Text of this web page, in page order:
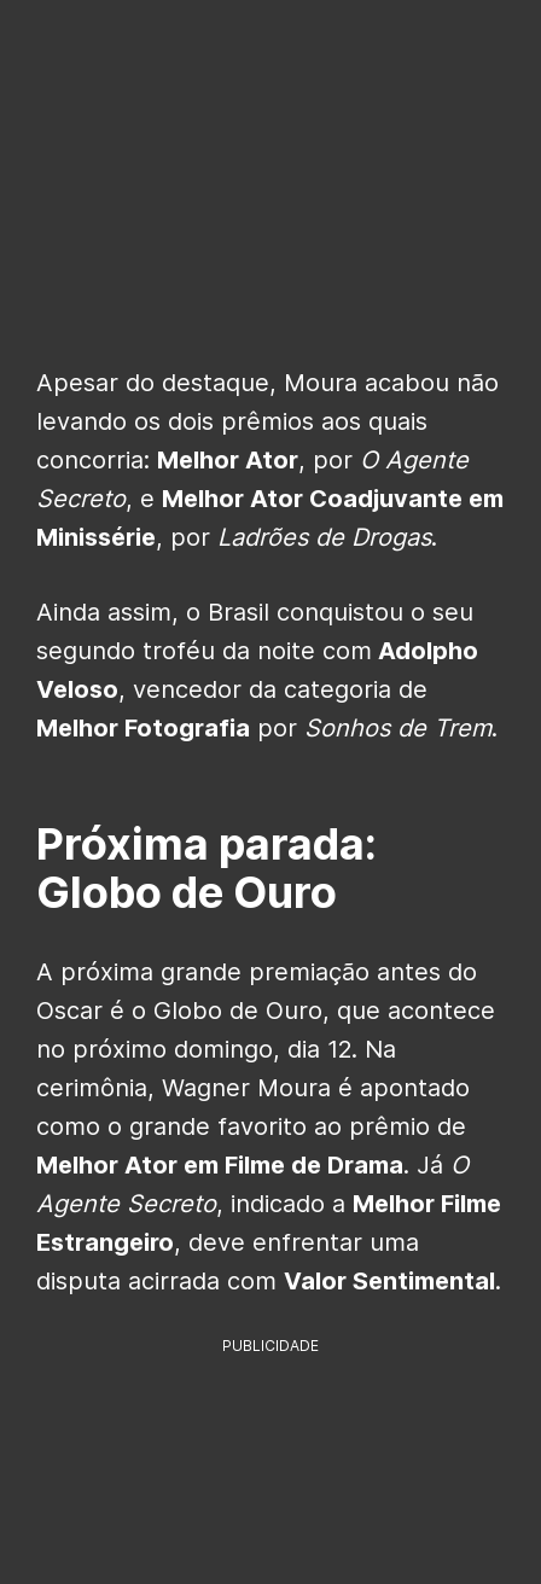
Apesar do destaque, Moura acabou não
levando os dois prêmios aos quais
concorria: Melhor Ator, por O Agente
Secreto, e Melhor Ator Coadjuvante em
Minissérie, por Ladrões de Drogas.
Ainda assim, o Brasil conquistou o seu
segundo troféu da noite com Adolpho
Veloso, vencedor da categoria de
Melhor Fotografia por Sonhos de Trem.
Próxima parada:
Globo de Ouro
A próxima grande premiação antes do
Oscar é o Globo de Ouro, que acontece
no próximo domingo, dia 12. Na
cerimônia, Wagner Moura é apontado
como o grande favorito ao prêmio de
Melhor Ator em Filme de Drama. Já O
Agente Secreto, indicado a Melhor Filme
Estrangeiro, deve enfrentar uma
disputa acirrada com Valor Sentimental.
PUBLICIDADE